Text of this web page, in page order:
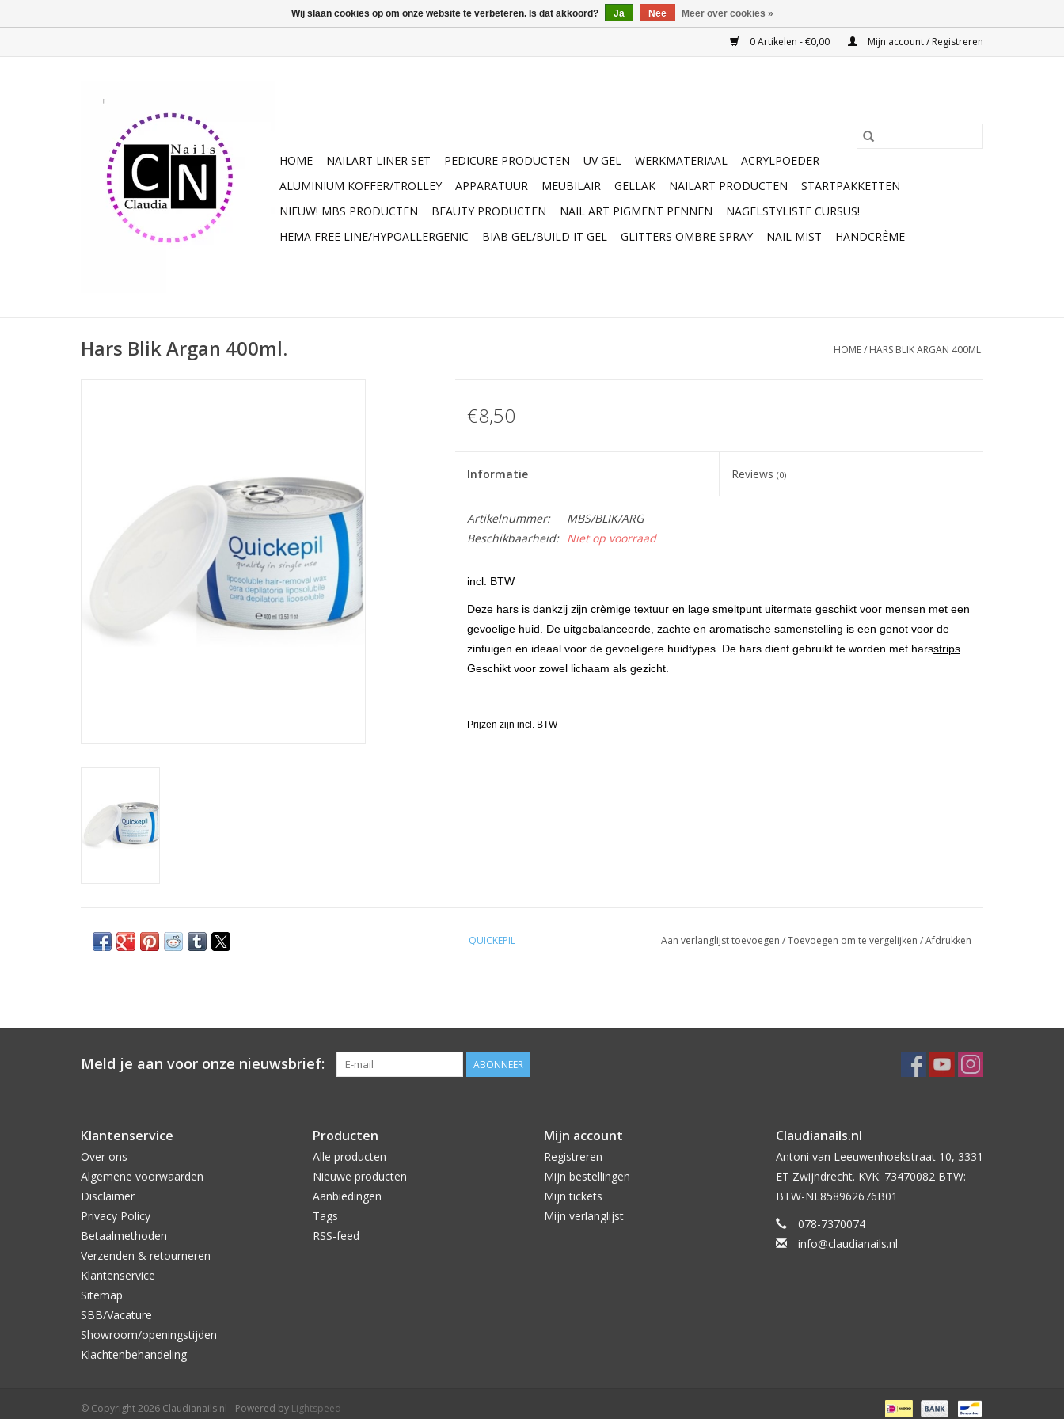
0 Artikelen - €0,00 Mijn account / Registreren
HOME NAILART LINER SET PEDICURE PRODUCTEN UV GEL WERKMATERIAAL
ACRYLPOEDER
ALUMINIUM KOFFER/TROLLEY
APPARATUUR MEUBILAIR GELLAK NAILART PRODUCTEN
STARTPAKKETTEN
NIEUW! MBS PRODUCTEN
BEAUTY PRODUCTEN NAIL ART PIGMENT PENNEN
NAGELSTYLISTE CURSUS!
HEMA FREE LINE/HYPOALLERGENIC
BIAB GEL/BUILD IT GEL GLITTERS OMBRE SPRAY NAIL MIST HANDCRÈME
Hars Blik Argan 400ml. HOME/ HARS BLIK ARGAN 400ML.
€8,50
Informatie Reviews(0)
Artikelnummer:
MBS/BLIK/ARG
Beschikbaarheid:
Niet op voorraad
incl. BTW
Deze hars is dankzij zijn crèmige textuur en lage smeltpunt uitermate geschikt voor mensen met een
gevoelige huid. De uitgebalanceerde, zachte en aromatische samenstelling is een genot voor de
zintuigen en ideaal voor de gevoeligere huidtypes. De hars dient gebruikt te worden met harsstrips.
Geschikt voor zowel lichaam als gezicht.
Prijzen zijn incl. BTW
QUICKEPIL Aan verlanglijst toevoegen /Toevoegen om te vergelijken /Afdrukken
Meld je aan voor onze nieuwsbrief: ABONNEER
Klantenservice
Over ons
Algemene voorwaarden
Disclaimer
Privacy Policy
Betaalmethoden
Verzenden & retourneren
Klantenservice
Sitemap
SBB/Vacature
Showroom/openingstijden
Klachtenbehandeling
Producten
Alle producten
Nieuwe producten
Aanbiedingen
Tags
RSS-feed
Mijn account
Registreren
Mijn bestellingen
Mijn tickets
Mijn verlanglijst
Claudianails.nl
Antoni van Leeuwenhoekstraat 10, 3331
ET Zwijndrecht. KVK: 73470082 BTW:
BTW-NL858962676B01
078-7370074
info@claudianails.nl
© Copyright 2026 Claudianails.nl - Powered by Lightspeed
Wij slaan cookies op om onze website te verbeteren. Is dat akkoord? Ja Nee Meer over cookies »